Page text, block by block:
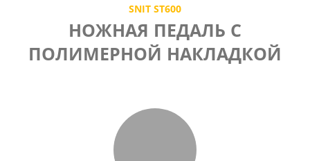
SNIT ST600
НОЖНАЯ ПЕДАЛЬ С
ПОЛИМЕРНОЙ НАКЛАДКОЙ